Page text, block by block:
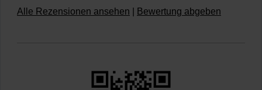
Alle Rezensionen ansehen Bewertung abgeben